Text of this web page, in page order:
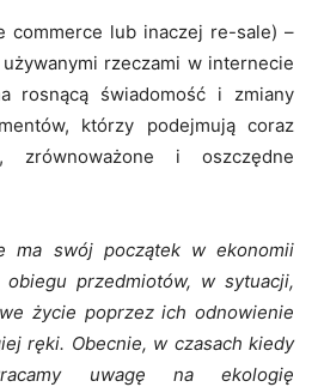
commerce lub inaczej re-sale) –
rzeczami w internecie
rosnącą świadomość i zmiany
którzy podejmują coraz
zrównoważone i oszczędne
ma swój początek w ekonomii
przedmiotów, w sytuacji,
życie poprzez ich odnowienie
ręki. Obecnie, w czasach kiedy
uwagę na ekologię